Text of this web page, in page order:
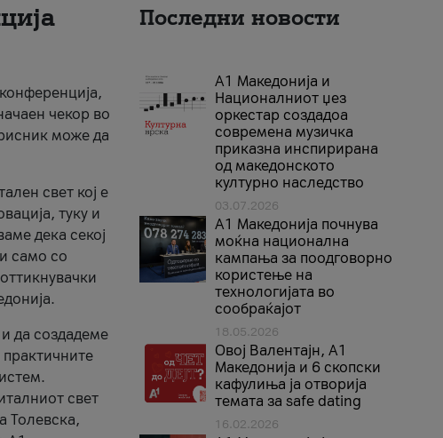
чекор во
може да
свет кој е
туку и
дека секој
само со
да создадеме
свет
Толевска,
Последни новости
А1 Македонија и
Националниот џез
оркестар создадоа
современа музичка
приказна инспирирана
од македонското
културно наследство
03.07.2026
A1 Македонија почнува
моќна национална
кампања за поодговорно
користење на
технологијата во
сообраќајот
18.05.2026
Овој Валентајн, A1
Македонија и 6 скопски
кафулиња ја отворија
темата за safe dating
16.02.2026